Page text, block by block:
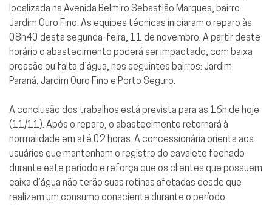
localizada na Avenida Belmiro Sebastião Marques, bairro
Jardim Ouro Fino. As equipes técnicas iniciaram o reparo às
08h40 desta segunda-feira, 11 de novembro. A partir deste
horário o abastecimento poderá ser impactado, com baixa
pressão ou falta d’água, nos seguintes bairros: Jardim
Paraná, Jardim Ouro Fino e Porto Seguro.
A conclusão dos trabalhos está prevista para as 16h de hoje
(11/11). Após o reparo, o abastecimento retornará à
normalidade em até 02 horas. A concessionária orienta aos
usuários que mantenham o registro do cavalete fechado
durante este período e reforça que os clientes que possuem
caixa d’água não terão suas rotinas afetadas desde que
realizem um consumo consciente durante o período